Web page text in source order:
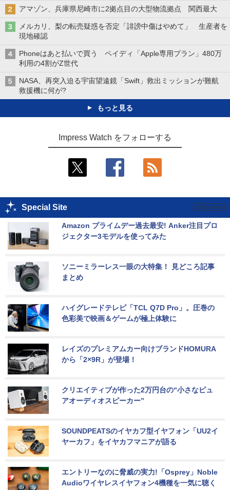
アマゾン、兵庫県尼崎市に2拠点目の大型物流拠点 関西最大
メルカリ、梨の転売疑惑を否定「誹謗中傷はやめて」 生産者を
現地確認
Phoneはあと払いで買う ペイディ「Apple専用プラン」480万
利用の4割がZ世代
NASA、再突入迫る宇宙望遠鏡「Swift」救出ミッションが難航
救援機に何が?
もっと見る
Impress Watch をフォローする
Special Site
Amazon プライムデー過去最安! Anker注目プロ
ジェクター3モデルを使ってみた
ソニーミラーレス一眼の大特集！ 見どころ記事
まとめ
ハイグレードテレビ「TCL Q7D Pro」。圧巻の
色彩美で映画＆ゲームが極上体験に
レイズのプレミアムカー向けブランドHOMURA
から「2×9R」が登場！
クリエイティブが作った2万円台の“小さなピュ
アオーディオスピーカー”
SOUNDPEATSのイヤカフ型イヤフォン「UU2イ
ヤーカフ」をイヤカフマニアが語る
エントリーなのに脅威の実力!「Osprey」Noble
Audioワイヤレスイヤフォン4機種を一気に聴く